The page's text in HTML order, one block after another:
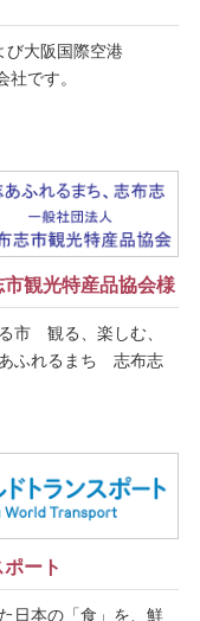
び大阪国際空港
社です。
観光特産品協会様
市 観る、楽しむ、
ふれるまち 志布志
ート
日本の「食」を、鮮